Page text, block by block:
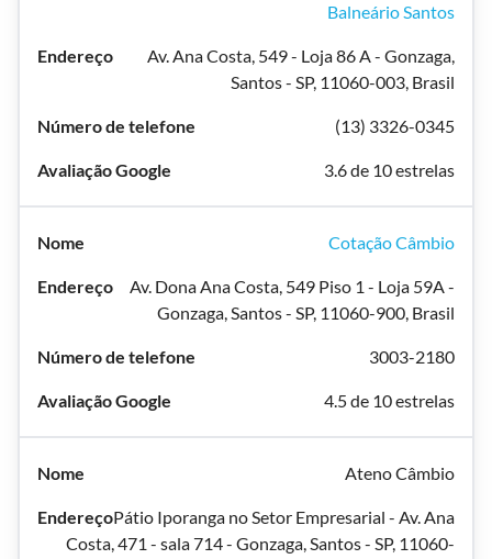
Balneário Santos
Av. Ana Costa, 549 - Loja 86 A - Gonzaga,
Santos - SP, 11060-003, Brasil
(13) 3326-0345
3.6 de 10 estrelas
Cotação Câmbio
Av. Dona Ana Costa, 549 Piso 1 - Loja 59A -
Gonzaga, Santos - SP, 11060-900, Brasil
3003-2180
4.5 de 10 estrelas
Ateno Câmbio
Pátio Iporanga no Setor Empresarial - Av. Ana
Costa, 471 - sala 714 - Gonzaga, Santos - SP, 11060-